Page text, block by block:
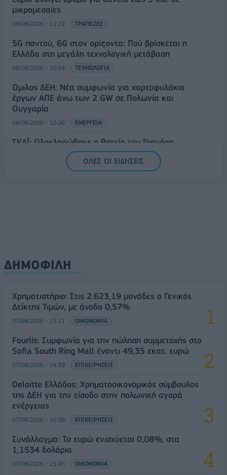
μικρομεσαίες
08/08/2026 - 11:22 ΤΡΑΠΕΖΕΣ
5G παντού, 6G στον ορίζοντα: Πού βρίσκεται η
Ελλάδα στη μεγάλη τεχνολογική μετάβαση
08/08/2026 - 10:54 ΤΕΧΝΟΛΟΓΙΑ
Όμιλος ΔΕΗ: Νέα συμφωνία για χαρτοφυλάκιο
έργων ΑΠΕ άνω των 2 GW σε Πολωνία και
Ουγγαρία
08/08/2026 - 10:26 ΕΝΕΡΓΕΙΑ
ΣΚΑΪ: Ολοκληρώθηκε η θητεία του Γρηγόρη
Δημητριάδη - Ο Γιάννης Αλαφούζος επιστρέφει στη
ΟΛΕΣ ΟΙ ΕΙΔΗΣΕΙΣ
ΔΗΜΟΦΙΛΗ
Χρηματιστήριο: Στις 2.623,19 μονάδες ο Γενικός
Δείκτης Τιμών, με άνοδο 0,57%
07/08/2026 - 15:21 ΟΙΚΟΝΟΜΙΑ
Fourlis: Συμφωνία για την πώληση συμμετοχής στο
Sofia South Ring Mall έναντι 49,35 εκατ. ευρώ
07/08/2026 - 14:39 ΕΠΙΧΕΙΡΗΣΕΙΣ
Deloitte Ελλάδος: Χρηματοοικονομικός σύμβουλος
της ΔΕΗ για την είσοδο στην πολωνική αγορά
ενέργειας
07/08/2026 - 16:38 ΕΠΙΧΕΙΡΗΣΕΙΣ
Συνάλλαγμα: Το ευρώ ενισχύεται 0,08%, στα
1,1534 δολάρια
07/08/2026 - 15:45 ΟΙΚΟΝΟΜΙΑ